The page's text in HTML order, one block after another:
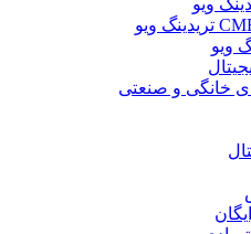
ویو
خانگی و صنعتی